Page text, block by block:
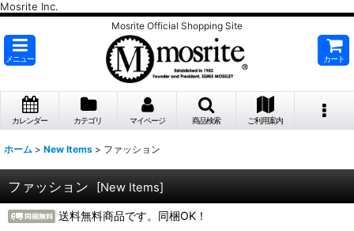
Mosrite Inc.
Mosrite Official Shopping Site
メニュー カート
カレンダー カテゴリ マイページ 商品検索 ご利用案内
ホーム > New Items > ファッション
ファッション [New Items]
送料無料商品です。同梱OK！